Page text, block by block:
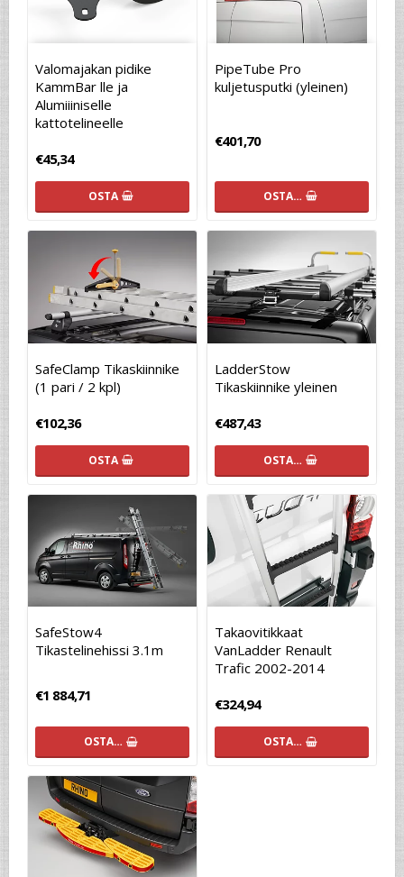
Valomajakan pidike
KammBar lle ja
Alumiiiniselle
kattotelineelle
€45,34
OSTA
PipeTube Pro
kuljetusputki (yleinen)
€401,70
OSTA…
SafeClamp Tikaskiinnike
(1 pari / 2 kpl)
€102,36
OSTA
LadderStow
Tikaskiinnike yleinen
€487,43
OSTA…
SafeStow4
Tikastelinehissi 3.1m
€1 884,71
OSTA…
Takaovitikkaat
VanLadder Renault
Trafic 2002-2014
€324,94
OSTA…